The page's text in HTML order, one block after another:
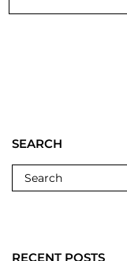
SEARCH
RECENT POSTS